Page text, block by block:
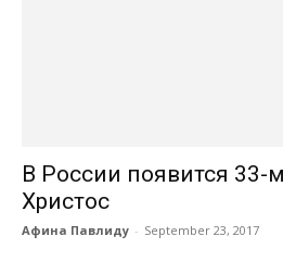
В России появится 33-
Христос
Афина Павлиду - September 23, 2017